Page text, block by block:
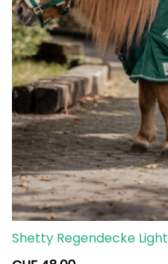
Shetty Regendecke Light